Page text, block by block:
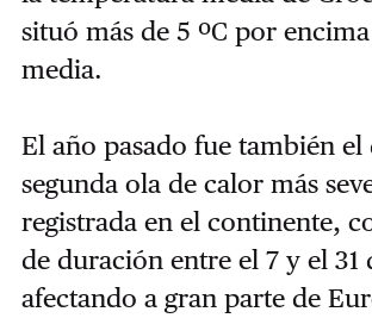
situó más de 5 ºC por
media.
El año pasado fue también el
segunda ola de calor más
registrada en el continente,
de duración entre el 7 y el 31
afectando a gran parte de